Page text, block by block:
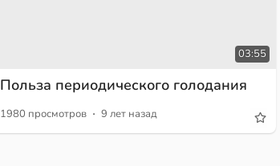
03:55
Польза периодического голодания
1980 просмотров · 9 лет назад